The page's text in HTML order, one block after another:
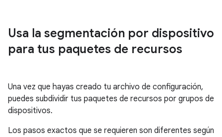
Usa la segmentación por dispositivo
para tus paquetes de recursos
Una vez que hayas creado tu archivo de configuración,
puedes subdividir tus paquetes de recursos por grupos de
dispositivos.
Los pasos exactos que se requieren son diferentes según